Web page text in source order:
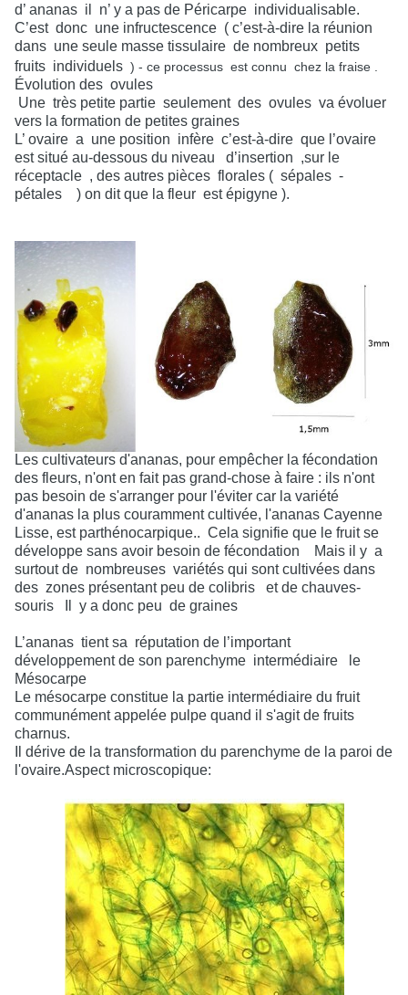
d’ ananas il n’ y a pas de Péricarpe individualisable.
C’est donc une infructescence ( c’est-à-dire la réunion
dans une seule masse tissulaire de nombreux petits
fruits individuels ) - ce processus est connu chez la fraise .
Évolution des ovules
Une très petite partie seulement des ovules va évoluer
vers la formation de petites graines
L’ ovaire a une position infère c’est-à-dire que l’ovaire
est situé au-dessous du niveau
d’insertion ,sur le
réceptacle , des autres pièces florales ( sépales -
pétales
) on dit que la fleur est épigyne ).
Les cultivateurs d'ananas, pour empêcher la fécondation
des fleurs, n'ont en fait pas grand-chose à faire : ils n'ont
pas besoin de s'arranger pour l'éviter car la variété
d'ananas la plus couramment cultivée, l'ananas Cayenne
Lisse, est parthénocarpique.. Cela signifie que le fruit se
développe sans avoir besoin de fécondation
Mais il y a
surtout de nombreuses variétés qui sont cultivées dans
des zones présentant peu de colibris
et de chauves-
souris
y a donc peu de graines
L’ananas tient sa réputation de l’important
développement de son parenchyme intermédiaire
le
Mésocarpe
Le mésocarpe constitue la partie intermédiaire du fruit
communément appelée pulpe quand il s'agit de fruits
charnus.
Il dérive de la transformation du parenchyme de la paroi de
l'ovaire.Aspect microscopique: